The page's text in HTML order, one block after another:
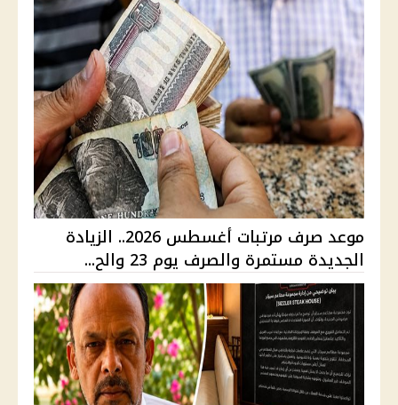
موعد صرف مرتبات أغسطس 2026.. الزيادة
الجديدة مستمرة والصرف يوم 23 والح...